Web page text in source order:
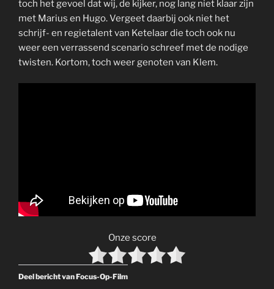
toch het gevoel dat wij, de kijker, nog lang niet klaar zijn
met Marius en Hugo. Vergeet daarbij ook niet het
schrijf- en regietalent van Ketelaar die toch ook nu
weer een verrassend scenario schreef met de nodige
twisten. Kortom, toch weer genoten van Klem.
Onze score
Deel bericht van Focus-Op-Film